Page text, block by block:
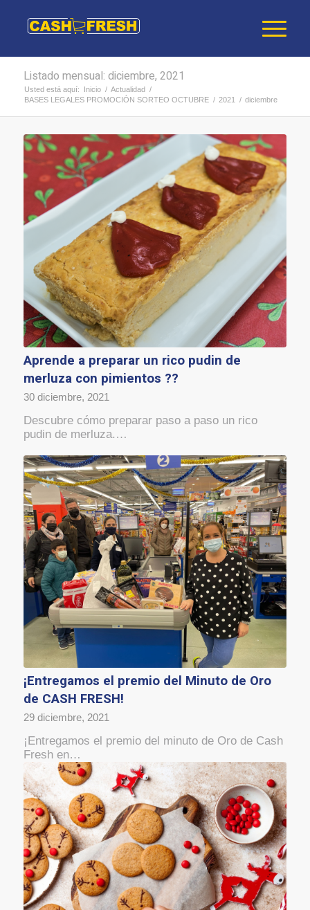
Listado mensual: diciembre, 2021
Usted está aquí: Inicio / Actualidad /
BASES LEGALES PROMOCIÓN SORTEO OCTUBRE / 2021 / diciembre
Aprende a preparar un rico pudin de
merluza con pimientos ??
30 diciembre, 2021
Descubre cómo preparar paso a paso un rico
pudin de merluza.…
¡Entregamos el premio del Minuto de Oro
de CASH FRESH!
29 diciembre, 2021
¡Entregamos el premio del minuto de Oro de Cash
Fresh en…